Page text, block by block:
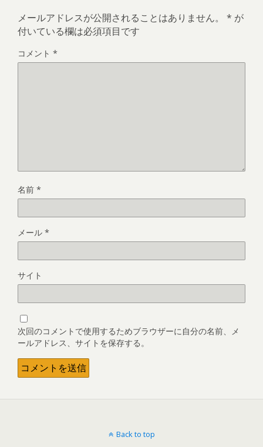
メールアドレスが公開されることはありません。 * が
付いている欄は必須項目です
コメント *
名前 *
メール *
サイト
次回のコメントで使用するためブラウザーに自分の名前、メ
ールアドレス、サイトを保存する。
Back to top